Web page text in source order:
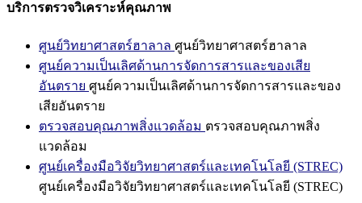
บริการตรวจวิเคราะห์คุณภาพ
ศูนย์วิทยาศาสตร์ฮาลาล ศูนย์วิทยาศาสตร์ฮาลาล
ศูนย์ความเป็นเลิศด้านการจัดการสารและของเสีย
อันตราย ศูนย์ความเป็นเลิศด้านการจัดการสารและของ
เสียอันตราย
ตรวจสอบคุณภาพสิ่งแวดล้อม ตรวจสอบคุณภาพสิ่ง
แวดล้อม
ศูนย์เครื่องมือวิจัยวิทยาศาสตร์และเทคโนโลยี (STREC)
ศูนย์เครื่องมือวิจัยวิทยาศาสตร์และเทคโนโลยี (STREC)